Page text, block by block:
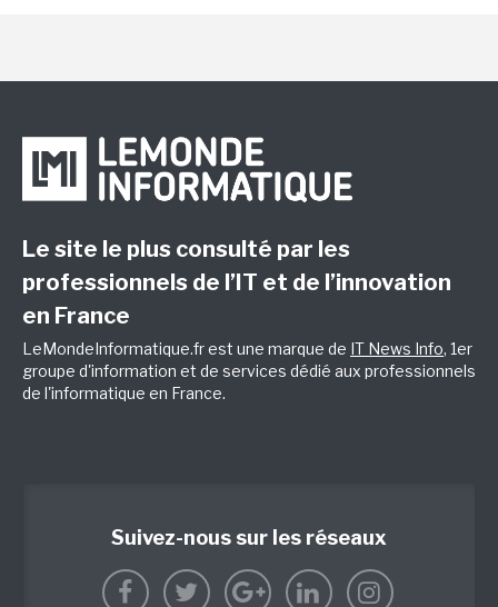
Le site le plus consulté par les
professionnels de l’IT et de l’innovation
en France
LeMondeInformatique.fr est une marque de IT News Info, 1er
groupe d'information et de services dédié aux professionnels
de l'informatique en France.
Suivez-nous sur les réseaux